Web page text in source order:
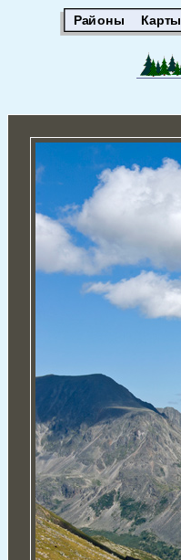
Районы Карты